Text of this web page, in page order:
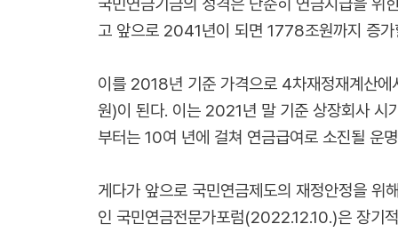
고 앞으로 2041년이 되면 1778조원까지 증가
이를 2018년 기준 가격으로 4차재정재계산
원)이 된다. 이는 2021년 말 기준 상장회사
부터는 10여 년에 걸쳐 연금급여로 소진될 운
게다가 앞으로 국민연금제도의 재정안정을 위
인 국민연금전문가포럼(2022.12.10.)은 장기